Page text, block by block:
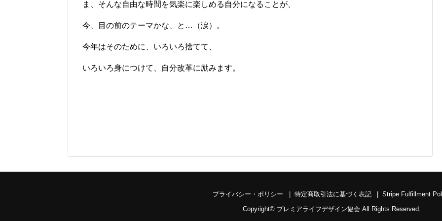
ま、そんな自由な時間を気楽に楽しめる自分になることが、
今、目の前のテーマかな、と…（涙）。
今年はそのために、いろいろ捨てて、
いろいろ身につけて、自分改革に励みます。
プライバシー・ポリシー 特定商取引法に基づく表記
Stripe Fulfillment
Copyright© プレミアライフデザイン協会 All Rights Reserved.